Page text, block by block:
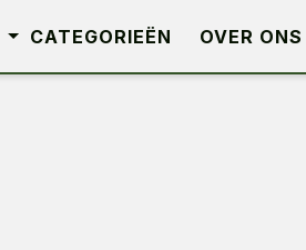
CATEGORIEËN OVER ONS